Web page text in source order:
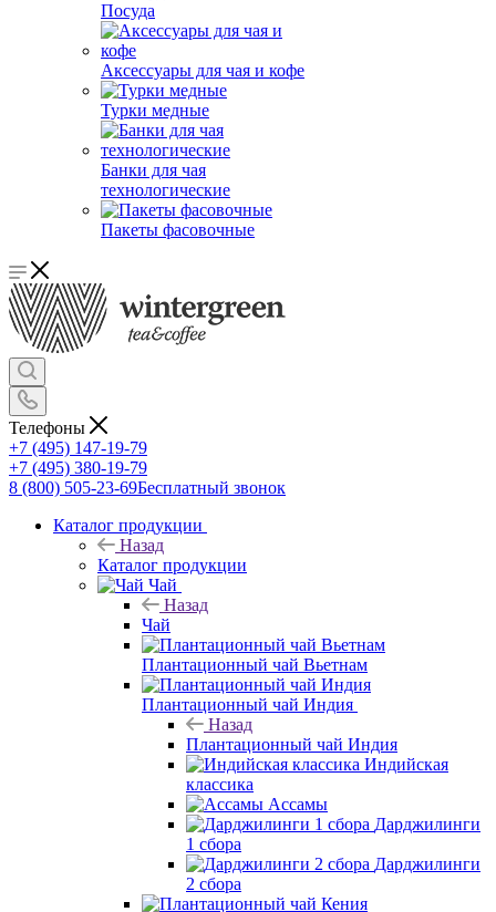
Посуда
Аксессуары для чая и кофе
Турки медные
Банки для чая
технологические
Пакеты фасовочные
Телефоны
+7 (495) 147-19-79
+7 (495) 380-19-79
8 (800) 505-23-69Бесплатный звонок
Каталог продукции
Назад
Каталог продукции
Чай
Назад
Чай
Плантационный чай Вьетнам
Плантационный чай Индия
Назад
Плантационный чай Индия
Индийская
классика
Ассамы
Дарджилинги
1 сбора
Дарджилинги
2 сбора